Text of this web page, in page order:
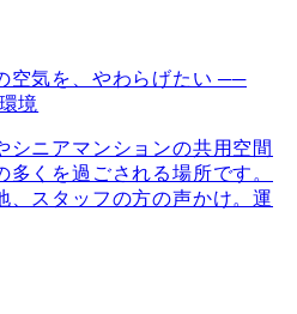
空気を、やわらげたい ──
境
シニアマンションの共用空間
くを過ごされる場所です。
、スタッフの方の声かけ。運